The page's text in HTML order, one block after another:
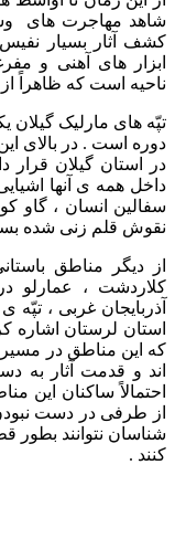
شاهد مهاجرت های
کشف آثار بسیار
ابزار های آهنی و
ناحیه است که ظاهراً
تپّه های مارلیک
داخل همه ی آنها
سفالین انسان ، گاو
نقوش قلم زنی شده
از دیگر مناطق
کلاردشت ، عمارلو
آذربایجان غربی ، تپّه
استان لرستان اشاره
که این مناطق در مسیر
اند و قدمت آثار به
احتمالاً ساکنان این
از طرفی در دست
شناسان نتوانند بطور
کنند .